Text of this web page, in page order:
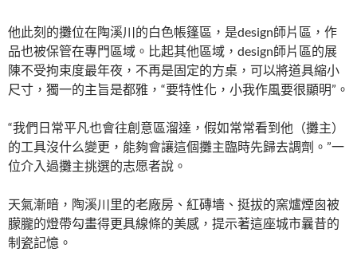
他此刻的攤位在陶溪川的白色帳篷區，是design師片區，作
品也被保管在專門區域。比起其他區域，design師片區的展
陳不受拘束度最年夜，不再是固定的方桌，可以將道具縮小
尺寸，獨一的主旨是都雅，“要特性化，小我作風要很顯明”。
“我們日常平凡也會往創意區溜達，假如常常看到他（攤主）
的工具沒什么變更，能夠會讓這個攤主臨時先歸去調劑。”一
位介入過攤主挑選的志愿者說。
天氣漸暗，陶溪川里的老廠房、紅磚墻、挺拔的窯爐煙囪被
朦朧的燈帶勾畫得更具線條的美感，提示著這座城市曩昔的
制瓷記憶。